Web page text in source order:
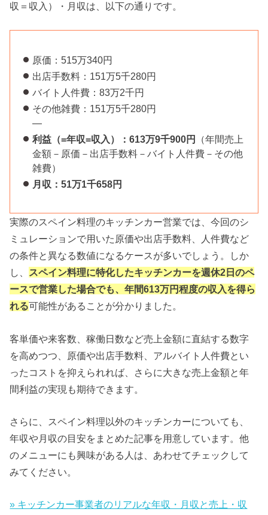
収＝収入）・月収は、以下の通りです。
原価：515万340円
出店手数料：151万5千280円
バイト人件費：83万2千円
その他雑費：151万5千280円
—
利益（=年収=収入）：613万9千900円
（年間売上
金額－原価－出店手数料－バイト人件費－その他
雑費）
月収：51万1千658円
実際のスペイン料理のキッチンカー営業では、今回のシ
ミュレーションで用いた原価や出店手数料、人件費など
の条件と異なる数値になるケースが多いでしょう。しか
し、 スペイン料理に特化したキッチンカーを週休2日のペ
ースで営業した場合でも、年間613万円程度の収入を得ら
れる可能性があることが分かりました。
客単価や来客数、稼働日数など売上金額に直結する数字
を高めつつ、原価や出店手数料、アルバイト人件費とい
ったコストを抑えられれば、さらに大きな売上金額と年
間利益の実現も期待できます。
さらに、スペイン料理以外のキッチンカーについても、
年収や月収の目安をまとめた記事を用意しています。他
のメニューにも興味がある人は、あわせてチェックして
みてください。
» キッチンカー事業者のリアルな年収・月収と売上・収